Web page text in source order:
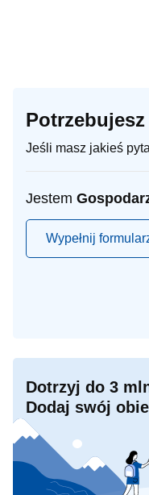
Jeśli masz jakieś
Jestem
Wypełnij
Dotrzyj do 3
Dodaj swój